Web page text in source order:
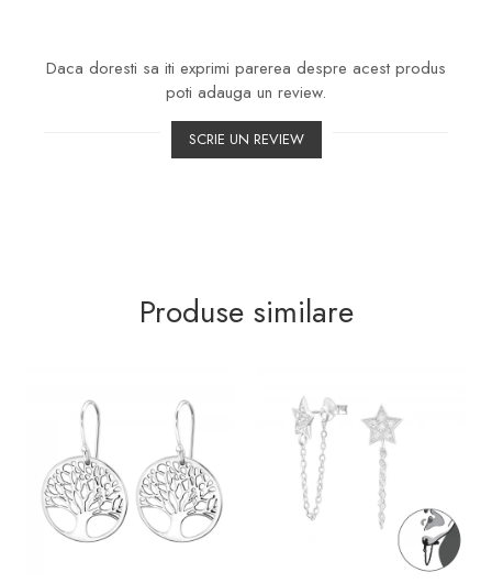
Daca doresti sa iti exprimi parerea despre acest produs
poti adauga un review.
SCRIE UN REVIEW
Produse similare